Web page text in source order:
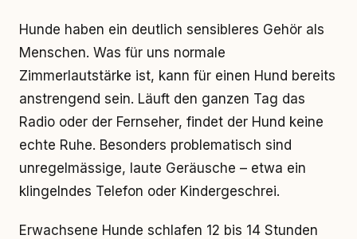
Hunde haben ein deutlich sensibleres Gehör als
Menschen. Was für uns normale
Zimmerlautstärke ist, kann für einen Hund bereits
anstrengend sein. Läuft den ganzen Tag das
Radio oder der Fernseher, findet der Hund keine
echte Ruhe. Besonders problematisch sind
unregelmässige, laute Geräusche – etwa ein
klingelndes Telefon oder Kindergeschrei.
Erwachsene Hunde schlafen 12 bis 14 Stunden